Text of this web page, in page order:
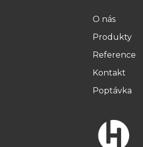
O nás
Produkty
Reference
Kontakt
Poptávka